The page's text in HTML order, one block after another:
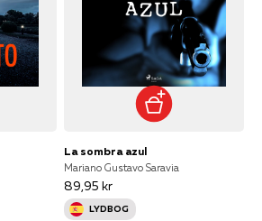
La sombra azul
Mariano Gustavo Saravia
89,95 kr
LYDBOG